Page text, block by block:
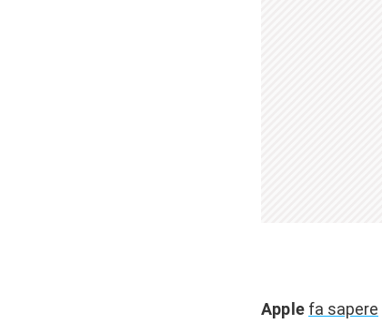
Apple fa sapere